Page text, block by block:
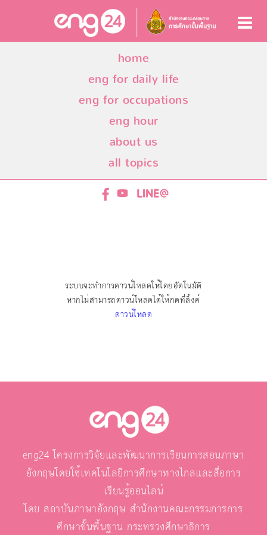
home
eng for daily life
eng for occupations
eng hour
about us
all topics
ระบบจะทำการดาวน์โหลดให้โดยอัตโนมัติ
หากไม่สามารถดาวน์โหลดได้ให้กดที่ลิ้งค์
ดาวน์โหลด
eng24 โครงการวิจัยและพัฒนาการเรียนการสอนภาษา
อังกฤษโดยใช้เทคโนโลยีการศึกษาทางไกลและสื่อการ
เรียนรู้ออนไลน์
โดย สถาบันภาษาอังกฤษ สำนักงานคณะกรรมการการ
ศึกษาขั้นพื้นฐาน กระทรวงศึกษาธิการ